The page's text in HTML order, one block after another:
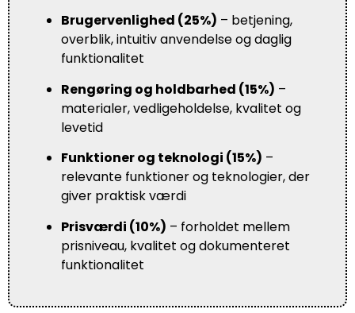
Brugervenlighed (25%) – betjening,
overblik, intuitiv anvendelse og daglig
funktionalitet
Rengøring og holdbarhed (15%) –
materialer, vedligeholdelse, kvalitet og
levetid
Funktioner og teknologi (15%) –
relevante funktioner og teknologier, der
giver praktisk værdi
Prisværdi (10%) – forholdet mellem
prisniveau, kvalitet og dokumenteret
funktionalitet